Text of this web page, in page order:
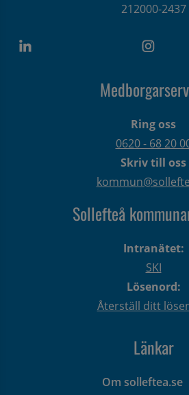
212000-2437
Ring oss
0620 - 68 20
Skriv till oss
Sollefteå
Intranätet:
SKI
Lösenord:
Återställ ditt
Länkar
Om solleftea.se